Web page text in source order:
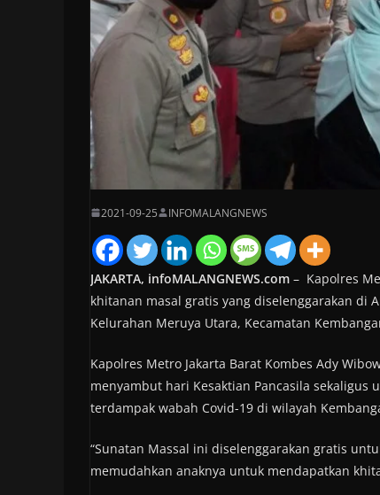
2021-09-25 INFOMALANGNEWS
JAKARTA, infoMALANGNEWS.com – Kapolres
khitanan masal gratis yang diselenggarakan di
Kelurahan Meruya Utara, Kecamatan
Kapolres Metro Jakarta Barat Kombes Ady
menyambut hari Kesaktian Pancasila
terdampak wabah Covid-19 di wilayah
“Sunatan Massal ini diselenggarakan gratis
memudahkan anaknya untuk mendapatkan